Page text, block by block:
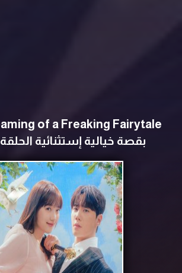
بقصة خيالية إستثنائية الحلقة 1 مترجمة